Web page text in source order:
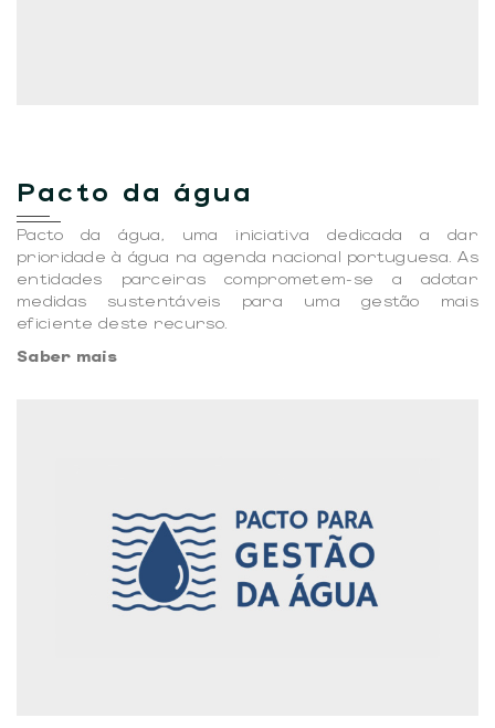
Pacto da água
Pacto da água, uma iniciativa dedicada a dar
prioridade à água na agenda nacional portuguesa. As
entidades parceiras comprometem-se a adotar
medidas sustentáveis para uma gestão mais
eficiente deste recurso.
Saber mais